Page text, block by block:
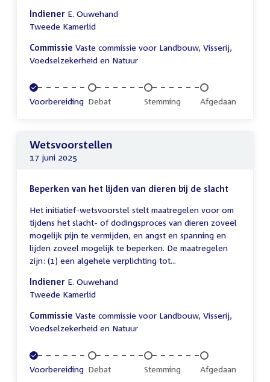
Indiener E. Ouwehand
Tweede Kamerlid
Commissie Vaste commissie voor Landbouw, Visserij,
Voedselzekerheid en Natuur
Voltooid:
Voorbereiding Onvoltooid:
Debat Onvoltooid:
Stemming Onvoltooid:
Afgedaan
Wetsvoorstellen
17 juni 2025
Beperken van het lijden van dieren bij de slacht
Het initiatief-wetsvoorstel stelt maatregelen voor om
tijdens het slacht- of dodingsproces van dieren zoveel
mogelijk pijn te vermijden, en angst en spanning en
lijden zoveel mogelijk te beperken. De maatregelen
zijn: (1) een algehele verplichting tot...
Indiener E. Ouwehand
Tweede Kamerlid
Commissie Vaste commissie voor Landbouw, Visserij,
Voedselzekerheid en Natuur
Voltooid:
Voorbereiding Onvoltooid:
Debat Onvoltooid:
Stemming Onvoltooid:
Afgedaan